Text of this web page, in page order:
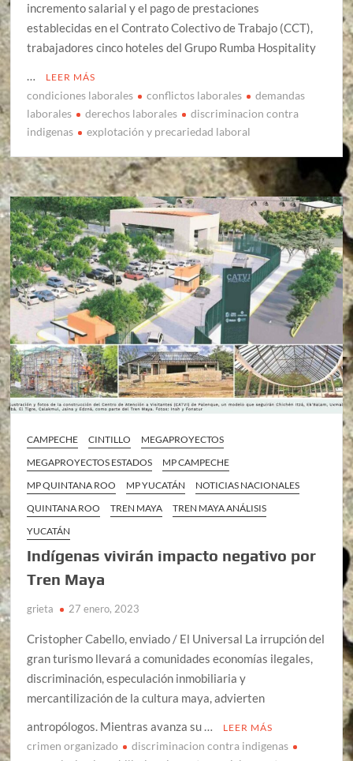
incremento salarial y el pago de prestaciones
establecidas en el Contrato Colectivo de Trabajo (CCT),
trabajadores cinco hoteles del Grupo Rumba Hospitality
…
LEER MÁS
condiciones laborales conflictos laborales
demandas
laborales
derechos laborales
discriminacion contra
indigenas
explotación y precariedad laboral
CAMPECHE CINTILLO
MEGAPROYECTOS
MEGAPROYECTOS ESTADOS
MP CAMPECHE
MP QUINTANA ROO
MP YUCATÁN
NOTICIAS NACIONALES
QUINTANA ROO
TREN MAYA
TREN MAYA ANÁLISIS
YUCATÁN
Indígenas vivirán impacto negativo por
Tren Maya
grieta 27 enero, 2023
Cristopher Cabello, enviado / El Universal La irrupción del
gran turismo llevará a comunidades economías ilegales,
discriminación, especulación inmobiliaria y
mercantilización de la cultura maya, advierten
antropólogos. Mientras avanza su …
LEER MÁS
crimen organizado
discriminacion contra indigenas